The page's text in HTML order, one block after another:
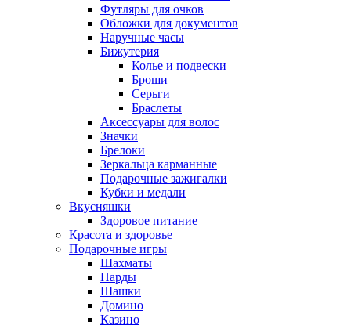
Футляры для очков
Обложки для документов
Наручные часы
Бижутерия
Колье и подвески
Броши
Серьги
Браслеты
Аксессуары для волос
Значки
Брелоки
Зеркальца карманные
Подарочные зажигалки
Кубки и медали
Вкусняшки
Здоровое питание
Красота и здоровье
Подарочные игры
Шахматы
Нарды
Шашки
Домино
Казино